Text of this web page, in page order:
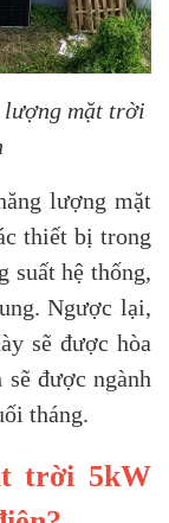
lượng mặt trời
lượng mặt
thiết bị trong
suất hệ thống,
Ngược lại,
sẽ được hòa
được ngành
tháng.
trời 5kW